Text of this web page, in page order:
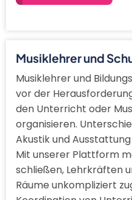
Musiklehrer und
Musiklehrer und
vor der
den Unterricht oder
organisieren.
Akustik und
Mit unserer Plattform
schließen, Lehrkräften
Räume unkompliziert